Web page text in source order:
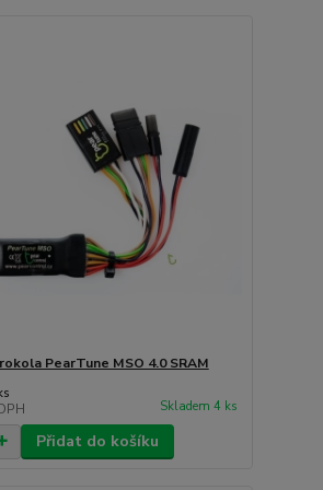
PearTune MSO 4.0 SRAM
Skladem 4 ks
Přidat do košíku